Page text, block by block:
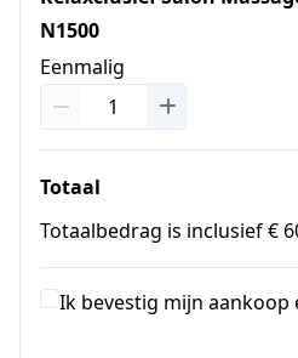
N1500
Eenmalig
Totaal
Totaalbedrag is inclusief €
Ik bevestig mijn aankoop